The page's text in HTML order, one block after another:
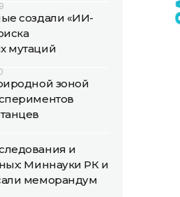
создали «ИИ-
мутаций
зоной
и
Миннауки РК и
меморандум